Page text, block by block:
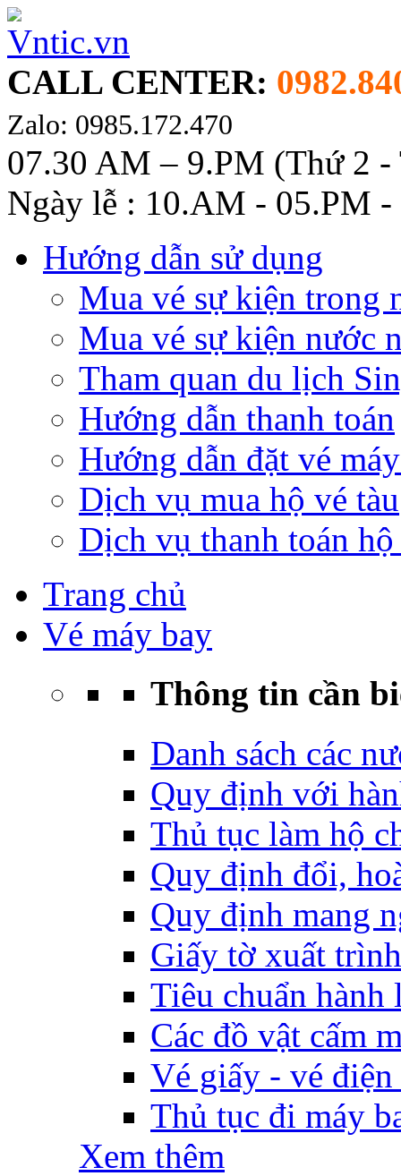
CALL CENTER:
Zalo: 0985.172.470
07.30 AM – 9.PM (Thứ 2 -
Ngày lễ : 10.AM - 05.PM -
Hướng dẫn sử dụng
Mua vé sự kiện trong
Mua vé sự kiện nước
Tham quan du lịch
Hướng dẫn thanh toán
Hướng dẫn đặt vé
Dịch vụ mua hộ vé tàu
Dịch vụ thanh toán hộ
Trang chủ
Vé máy bay
Thông tin cần
Danh sách các
Quy định với
Thủ tục làm hộ
Quy định đổi,
Quy định mang
Giấy tờ xuất
Tiêu chuẩn
Các đồ vật cấm
Vé giấy - vé
Thủ tục đi máy
Xem thêm